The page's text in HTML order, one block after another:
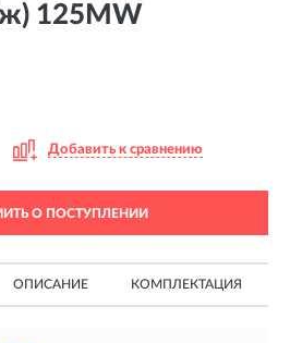
125MW
Добавить к сравнению
О ПОСТУПЛЕНИИ
ОПИСАНИЕ КОМПЛЕКТАЦИЯ